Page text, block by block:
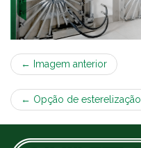
← Imagem anterior
← Opção de esterelização